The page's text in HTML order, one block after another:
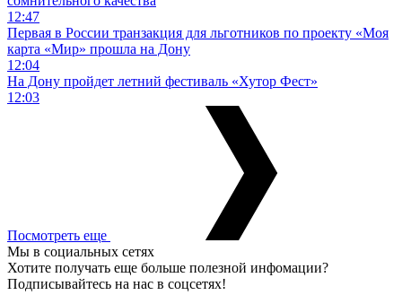
12:47
Первая в России транзакция для льготников по проекту «Моя
карта «Мир» прошла на Дону
12:04
На Дону пройдет летний фестиваль «Хутор Фест»
12:03
Посмотреть еще
Мы в социальных сетях
Хотите получать еще больше полезной инфомации?
Подписывайтесь на нас в соцсетях!